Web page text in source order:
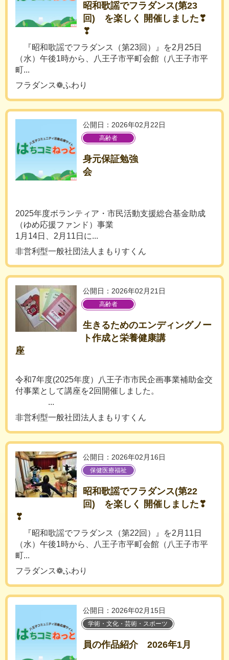
昭和歌謡でフラダンス(第23
回) を楽しく 開催しました❣
❣
『昭和歌謡でフラダンス（第23回）』を2月25日
（水）午後1時から、八王子市平町会館（八王子市平
町...
フラダンス❁ふわり
公開日：2026年02月22日
高齢者
身元保証勉強
会
2025年度ボランティア・市民活動支援総合基金助成
（ゆめ応援ファンド）事業
1月14日、2月11日に...
非営利型一般社団法人まもりすくん
公開日：2026年02月21日
高齢者
生きるためのエンディングノー
ト作成と栄養健康講
座
令和7年度(2025年度）八王子市市民企画事業補助金交
付事業として講座を2回開催しました。
...
非営利型一般社団法人まもりすくん
公開日：2026年02月16日
保健医療福祉
昭和歌謡でフラダンス(第22
回) を楽しく 開催しました❣
❣
『昭和歌謡でフラダンス（第22回）』を2月11日
（水）午後1時から、八王子市平町会館（八王子市平
町...
フラダンス❁ふわり
公開日：2026年02月15日
学術・文化・芸術・スポーツ
員の作品紹介 2026年1月